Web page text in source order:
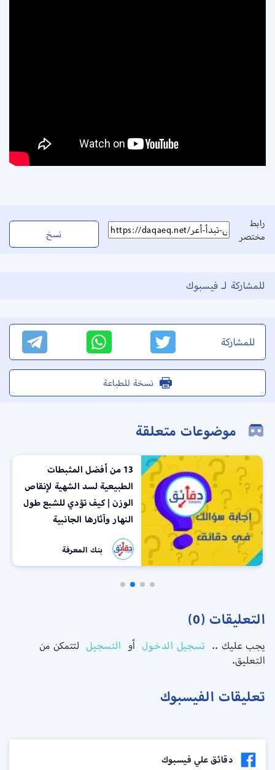
رابط
مختصر
نسخ
للمشاركة لـ فيسبوك
للمشاركة
نسخة للطباعة
موضوعات متعلقة
13 من أفضل المثبطات
الطبيعية لسد الشهية لإنقاص
الوزن | كيف تؤدي للشبع طول
النهار وآثارها الجانبية
بنك المعرفة
التعليقات (0)
يجب عليك .. تسجيل الدخول أو التسجيل لتتمكن من
التعليق.
تعليقات الفيسبوك
دقائق علي فيسبوك